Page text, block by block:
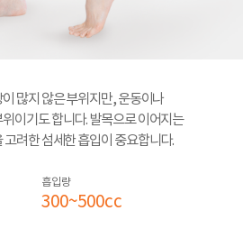
많지 않은 부위지만, 운동이나
이기도 합니다. 발목으로 이어지는
려한 섬세한 흡입이 중요합니다.
흡입량
300~500cc